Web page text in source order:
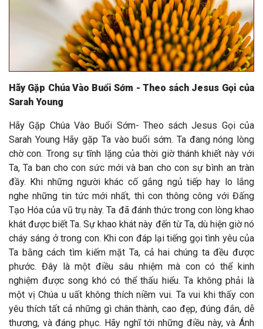
Hãy Gặp Chúa Vào Buổi Sớm - Theo sách Jesus Gọi của
Sarah Young
Hãy Gặp Chúa Vào Buổi Sớm- Theo sách Jesus Gọi của
Sarah Young Hãy gặp Ta vào buổi sớm. Ta đang nóng lòng
chờ con. Trong sự tĩnh lặng của thời giờ thánh khiết này với
Ta, Ta ban cho con sức mới và ban cho con sự bình an tràn
đầy. Khi những người khác cố gắng ngủ tiếp hay lo lắng
nghe những tin tức mới nhất, thì con thông công với Đấng
Tạo Hóa của vũ trụ này. Ta đã đánh thức trong con lòng khao
khát được biết Ta. Sự khao khát này đến từ Ta, dù hiện giờ nó
cháy sáng ở trong con. Khi con đáp lại tiếng gọi tình yêu của
Ta bằng cách tìm kiếm mặt Ta, cả hai chúng ta đều được
phước. Đây là một điều sâu nhiệm mà con có thể kinh
nghiệm được song khó có thể thấu hiểu. Ta không phải là
một vị Chúa u uất không thích niềm vui. Ta vui khi thấy con
yêu thích tất cả những gì chân thành, cao đẹp, đúng đắn, dễ
thương, và đáng phục. Hãy nghĩ tới những điều này, và Ánh